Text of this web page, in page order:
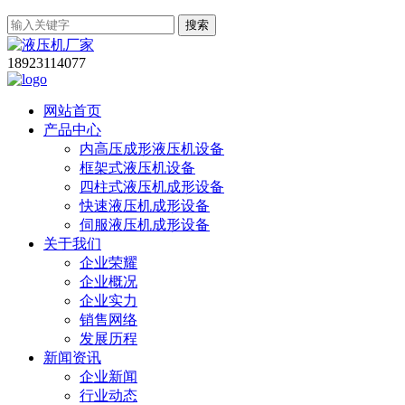
搜索
18923114077
网站首页
产品中心
内高压成形液压机设备
框架式液压机设备
四柱式液压机成形设备
快速液压机成形设备
伺服液压机成形设备
关于我们
企业荣耀
企业概况
企业实力
销售网络
发展历程
新闻资讯
企业新闻
行业动态